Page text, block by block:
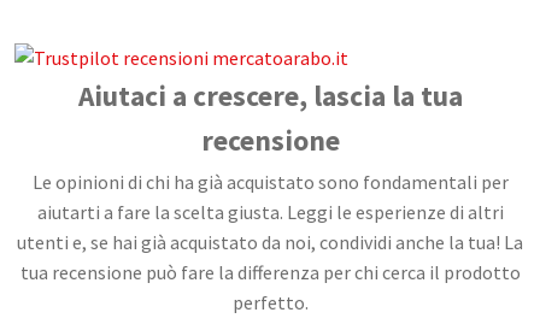
Aiutaci a crescere, lascia la tua
recensione
Le opinioni di chi ha già acquistato sono fondamentali per
aiutarti a fare la scelta giusta. Leggi le esperienze di altri
utenti e, se hai già acquistato da noi, condividi anche la tua! La
tua recensione può fare la differenza per chi cerca il prodotto
perfetto.